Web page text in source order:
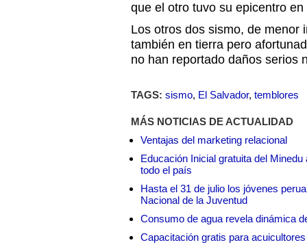
que el otro tuvo su epicentro
Los otros dos sismo, de menor
también en tierra pero
no han reportado daños serios
TAGS: sismo, El Salvador, temblores
MÁS NOTICIAS DE ACTUALIDAD
Ventajas del marketing relacional
Educación Inicial gratuita del
todo el país
Hasta el 31 de julio los jóvenes
Nacional de la Juventud
Consumo de agua revela dinámica
Capacitación gratis para